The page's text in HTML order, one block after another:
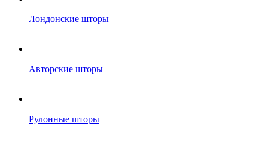
Лондонские шторы
Авторские шторы
Рулонные шторы